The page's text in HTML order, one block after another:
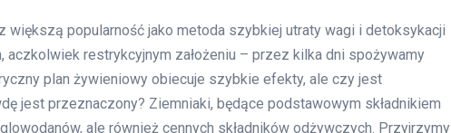
większą popularność jako metoda szybkiej utraty wagi i detoksykacji
aczkolwiek restrykcyjnym założeniu – przez kilka dni spożywamy
plan żywieniowy obiecuje szybkie efekty, ale czy jest
jest przeznaczony? Ziemniaki, będące podstawowym składnikiem
ale również cennych składników odżywczych. Przyjrzymy